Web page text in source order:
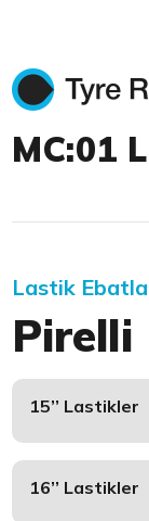
MC:01
Lastik
Pirelli
15’’ Lastikler
16’’ Lastikler